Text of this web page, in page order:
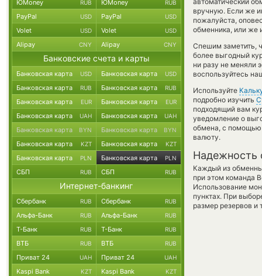
вручную. Если же
пожалуйста,
обменника, или же
Спешим заметить,
более выгодный
ни разу не меняли
воспользуйтесь
Используйте
подробно изучить
подходящий вам
уведомление о
обмена, с
валюту.
Надежность
Каждый из
при этом команда
Использование
пунктах. При
размер резервов и
ЮMoney RUB ЮMoney RUB
PayPal USD PayPal USD
Volet USD Volet USD
Alipay CNY Alipay CNY
Банковские счета и карты
Банковская карта USD Банковская карта USD
Банковская карта RUB Банковская карта RUB
Банковская карта EUR Банковская карта EUR
Банковская карта UAH Банковская карта UAH
Банковская карта BYN Банковская карта BYN
Банковская карта KZT Банковская карта KZT
Банковская карта PLN Банковская карта PLN
СБП RUB СБП RUB
Интернет-банкинг
Сбербанк RUB Сбербанк RUB
Альфа-Банк RUB Альфа-Банк RUB
Т-Банк RUB Т-Банк RUB
ВТБ RUB ВТБ RUB
Приват 24 UAH Приват 24 UAH
Kaspi Bank KZT Kaspi Bank KZT